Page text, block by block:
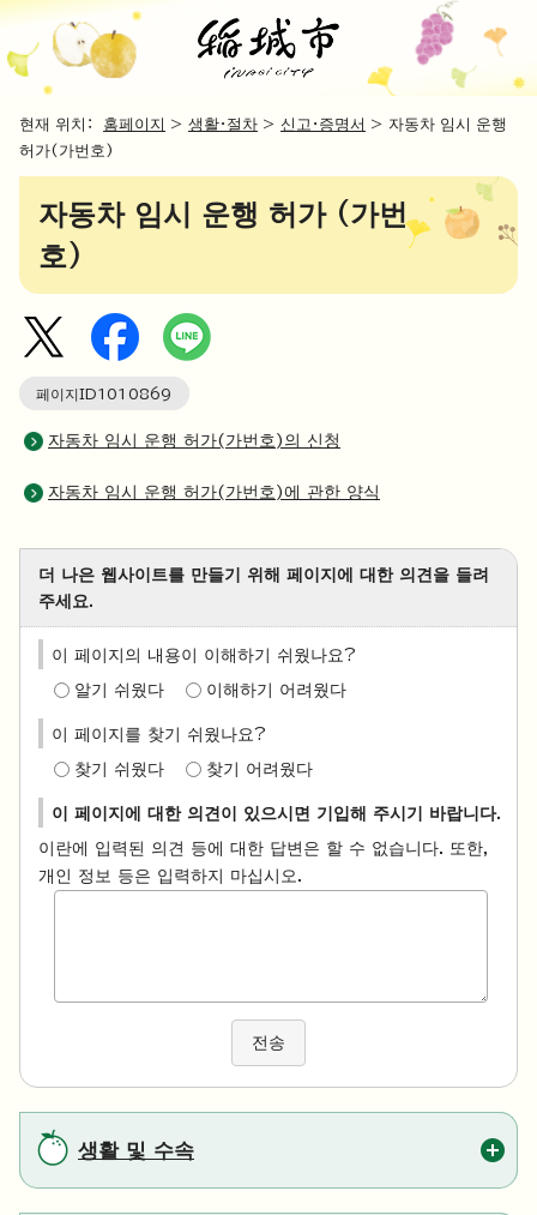
현재 위치： 홈페이지 > 생활・절차 > 신고・증명서
> 자동차 임시 운행
허가(가번호)
자동차 임시 운행 허가 (가번
호)
페이지ID1010869
자동차 임시 운행 허가(가번호)의 신청
자동차 임시 운행 허가(가번호)에 관한 양식
더 나은 웹사이트를 만들기 위해 페이지에 대한 의견을 들려
주세요.
이 페이지의 내용이 이해하기 쉬웠나요?
알기 쉬웠다 이해하기 어려웠다
이 페이지를 찾기 쉬웠나요?
찾기 쉬웠다 찾기 어려웠다
이 페이지에 대한 의견이 있으시면 기입해 주시기 바랍니다.
이란에 입력된 의견 등에 대한 답변은 할 수 없습니다. 또한,
개인 정보 등은 입력하지 마십시오.
전송
생활 및 수속